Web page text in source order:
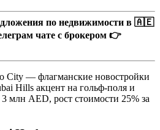
по недвижимости в 🇦🇪
чате с брокером 👉
City — флагманские новостройки
Hills акцент на гольф-поля и
млн AED, рост стоимости 25% за